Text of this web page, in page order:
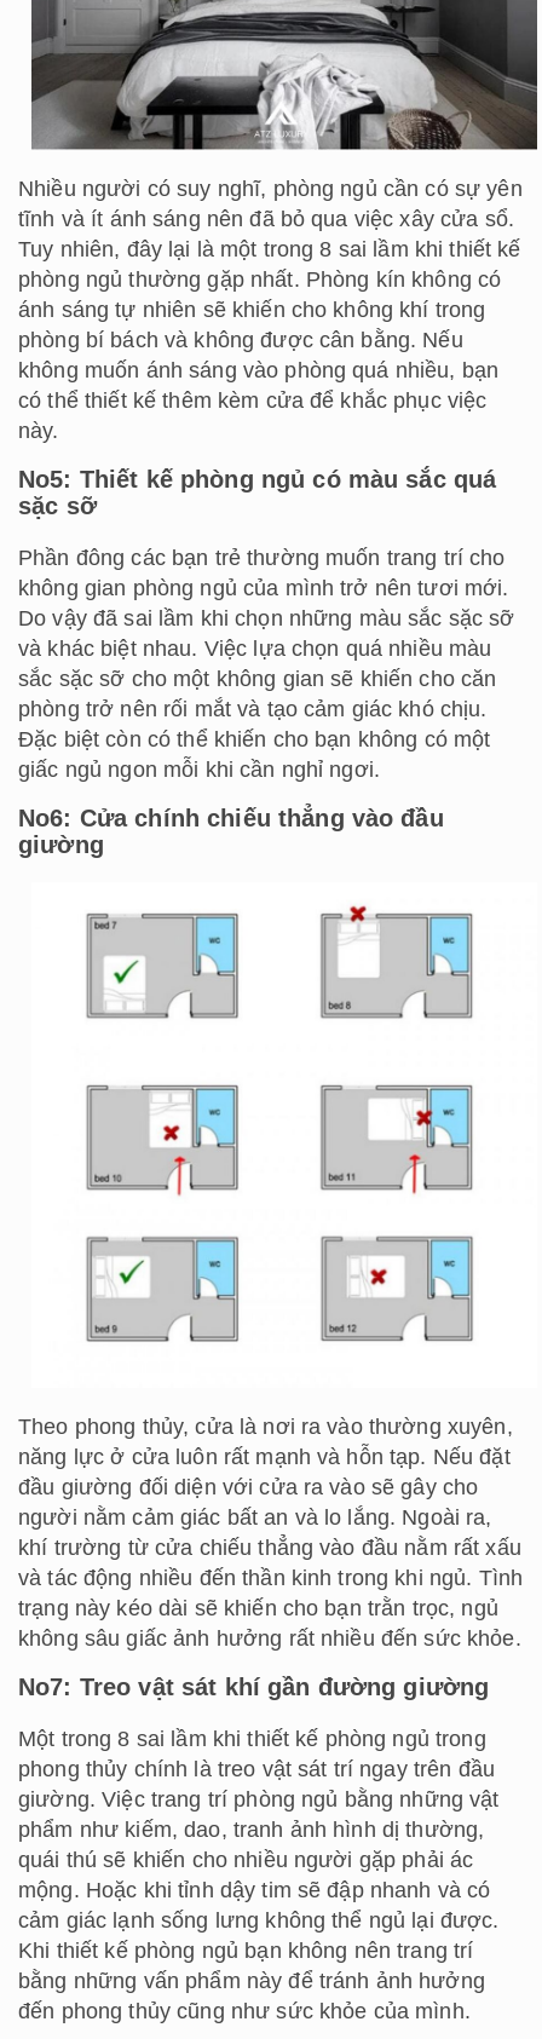
Nhiều người có suy nghĩ, phòng ngủ cần có sự yên
tĩnh và ít ánh sáng nên đã bỏ qua việc xây cửa sổ.
Tuy nhiên, đây lại là một trong 8 sai lầm khi thiết kế
phòng ngủ thường gặp nhất. Phòng kín không có
ánh sáng tự nhiên sẽ khiến cho không khí trong
phòng bí bách và không được cân bằng. Nếu
không muốn ánh sáng vào phòng quá nhiều, bạn
có thể thiết kế thêm kèm cửa để khắc phục việc
này.
No5: Thiết kế phòng ngủ có màu sắc quá
sặc sỡ
Phần đông các bạn trẻ thường muốn trang trí cho
không gian phòng ngủ của mình trở nên tươi mới.
Do vậy đã sai lầm khi chọn những màu sắc sặc sỡ
và khác biệt nhau. Việc lựa chọn quá nhiều màu
sắc sặc sỡ cho một không gian sẽ khiến cho căn
phòng trở nên rối mắt và tạo cảm giác khó chịu.
Đặc biệt còn có thể khiến cho bạn không có một
giấc ngủ ngon mỗi khi cần nghỉ ngơi.
No6: Cửa chính chiếu thẳng vào đầu
giường
Theo phong thủy, cửa là nơi ra vào thường xuyên,
năng lực ở cửa luôn rất mạnh và hỗn tạp. Nếu đặt
đầu giường đối diện với cửa ra vào sẽ gây cho
người nằm cảm giác bất an và lo lắng. Ngoài ra,
khí trường từ cửa chiếu thẳng vào đầu nằm rất xấu
và tác động nhiều đến thần kinh trong khi ngủ. Tình
trạng này kéo dài sẽ khiến cho bạn trằn trọc, ngủ
không sâu giấc ảnh hưởng rất nhiều đến sức khỏe.
No7: Treo vật sát khí gần đường giường
Một trong 8 sai lầm khi thiết kế phòng ngủ trong
phong thủy chính là treo vật sát trí ngay trên đầu
giường. Việc trang trí phòng ngủ bằng những vật
phẩm như kiếm, dao, tranh ảnh hình dị thường,
quái thú sẽ khiến cho nhiều người gặp phải ác
mộng. Hoặc khi tỉnh dậy tim sẽ đập nhanh và có
cảm giác lạnh sống lưng không thể ngủ lại được.
Khi thiết kế phòng ngủ bạn không nên trang trí
bằng những vấn phẩm này để tránh ảnh hưởng
đến phong thủy cũng như sức khỏe của mình.